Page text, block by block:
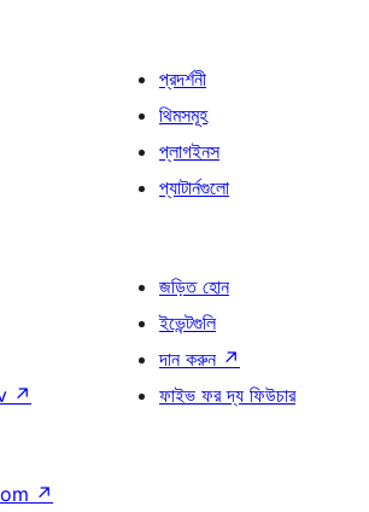
প্রদর্শনী
থিমসমূহ
প্লাগইনস
প্যাটার্নগুলো
↗
জড়িত হোন
ইভেন্টগুলি
দান করুন ↗
ফাইভ ফর দ্য ফিউচার
↗